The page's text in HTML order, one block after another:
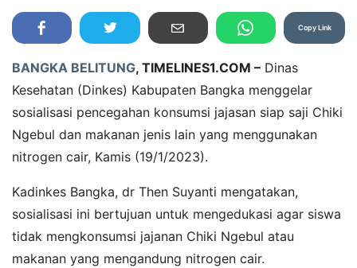
Copy Link
BANGKA BELITUNG, TIMELINES1.COM – Dinas
Kesehatan (Dinkes) Kabupaten Bangka menggelar
sosialisasi pencegahan konsumsi jajasan siap saji Chiki
Ngebul dan makanan jenis lain yang menggunakan
nitrogen cair, Kamis (19/1/2023).
Kadinkes Bangka, dr Then Suyanti mengatakan,
sosialisasi ini bertujuan untuk mengedukasi agar siswa
tidak mengkonsumsi jajanan Chiki Ngebul atau
makanan yang mengandung nitrogen cair.